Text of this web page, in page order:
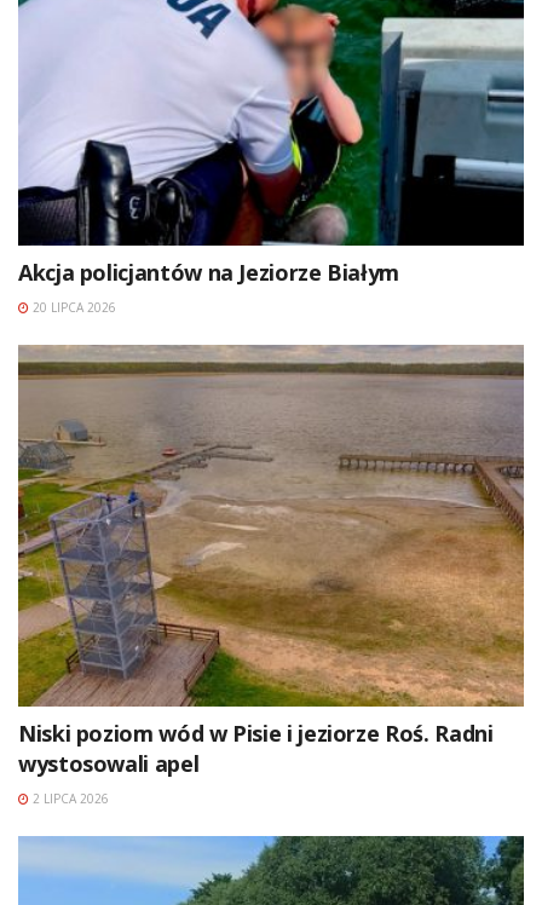
Akcja policjantów na Jeziorze Białym
20 LIPCA 2026
Niski poziom wód w Pisie i jeziorze Roś. Radni
wystosowali apel
2 LIPCA 2026